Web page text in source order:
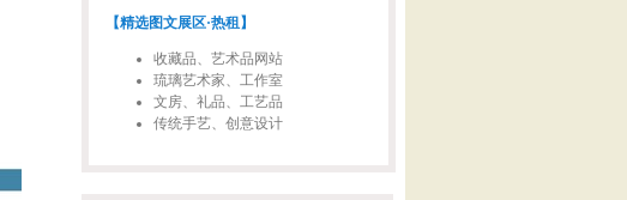
【精选图文展区·热租】
收藏品、艺术品网站
琉璃艺术家、工作室
文房、礼品、工艺品
传统手艺、创意设计